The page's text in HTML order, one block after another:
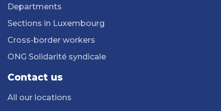
Departments
Sections in Luxembourg
Cross-border workers
ONG Solidarité syndicale
Contact us
All our locations